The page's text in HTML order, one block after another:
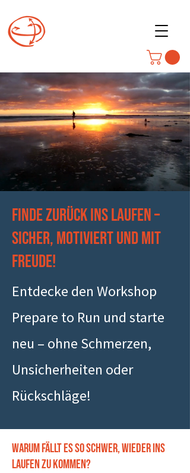
Finde zurück ins Laufen –
sicher, Motiviert und mit
Freude!
Entdecke den Workshop
Prepare to Run und starte
neu – ohne Schmerzen,
Unsicherheiten oder
Rückschläge!
Warum fällt es so schwer, wieder ins
Laufen zu kommen?